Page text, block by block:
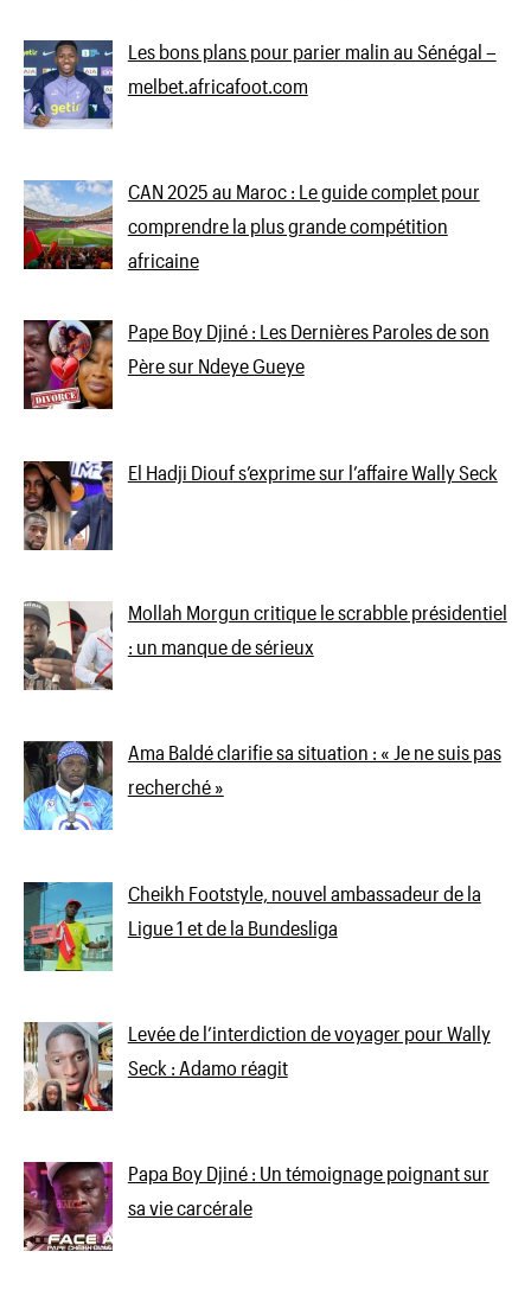
Les bons plans pour parier malin au Sénégal –
melbet.africafoot.com
CAN 2025 au Maroc : Le guide complet pour
comprendre la plus grande compétition
africaine
Pape Boy Djiné : Les Dernières Paroles de son
Père sur Ndeye Gueye
El Hadji Diouf s’exprime sur l’affaire Wally Seck
Mollah Morgun critique le scrabble présidentiel
: un manque de sérieux
Ama Baldé clarifie sa situation : « Je ne suis pas
recherché »
Cheikh Footstyle, nouvel ambassadeur de la
Ligue 1 et de la Bundesliga
Levée de l’interdiction de voyager pour Wally
Seck : Adamo réagit
Papa Boy Djiné : Un témoignage poignant sur
sa vie carcérale